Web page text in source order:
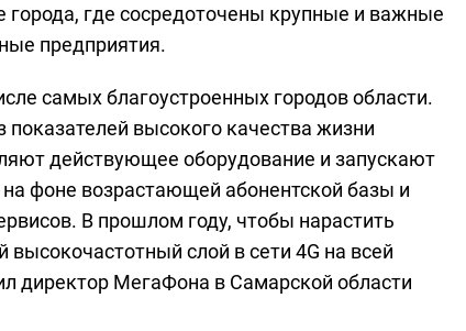
где сосредоточены крупные и важные
предприятия.
самых благоустроенных городов области.
высокого качества жизни
действующее оборудование и запускают
фоне возрастающей абонентской базы и
В прошлом году, чтобы нарастить
слой в сети 4G на всей
директор МегаФона в Самарской области